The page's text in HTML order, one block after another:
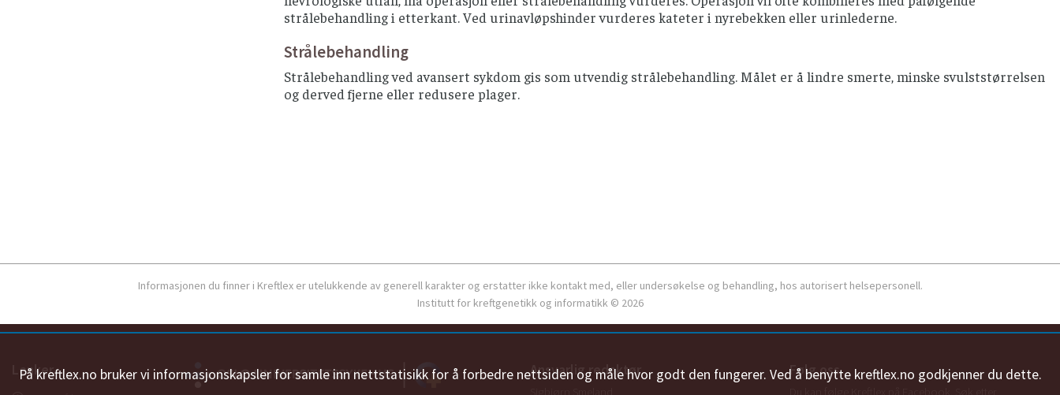
På kreftlex.no bruker vi informasjonskapsler for samle inn nettstatisikk for å forbedre nettsiden og måle hvor godt den fungerer. Ved å benytte kreftlex.no godkjenner du dette.
strålebehandling i etterkant. Ved urinavløpshinder vurderes kateter i nyrebekken eller urinlederne.
Strålebehandling
Strålebehandling ved avansert sykdom gis som utvendig strålebehandling. Målet er å lindre smerte, minske svulststørrelsen
og derved fjerne eller redusere plager.
Informasjonen du finner i Kreftlex er utelukkende av generell karakter og erstatter ikke kontakt med, eller undersøkelse og behandling, hos autorisert helsepersonell.
Institutt for kreftgenetikk og informatikk © 2026
Lenker Ansvarlig redaktør Følg oss